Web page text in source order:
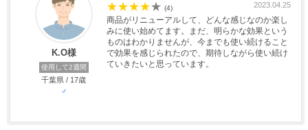
K.O様
使用して2週間
千葉県 / 17歳
♂
★★★★★ (4) 2023.04.25
商品がリニューアルして、どんな感じなのか楽し
みに使い始めてます。まだ、明らかな効果という
ものはわかりませんが、今までも使い続けること
で効果を感じられたので、期待しながら使い続け
ていきたいと思っています。